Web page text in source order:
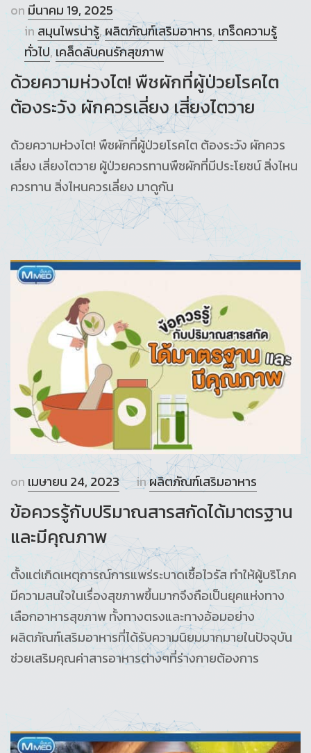
on มีนาคม 19, 2025
in สมุนไพรน่ารู้,ผลิตภัณฑ์เสริมอาหาร, เกร็ดความรู้
ทั่วไป,เคล็ดลับคนรักสุขภาพ
ด้วยความห่วงไต! พืชผักที่ผู้ป่วยโรคไต
ต้องระวัง ผักควรเลี่ยง เสี่ยงไตวาย
ด้วยความห่วงไต! พืชผักที่ผู้ป่วยโรคไต ต้องระวัง ผักควร
เลี่ยง เสี่ยงไตวาย ผู้ป่วยควรทานพืชผักที่มีประโยชน์ สิ่งไหน
ควรทาน สิ่งไหนควรเลี่ยง มาดูกัน
on เมษายน 24, 2023 inผลิตภัณฑ์เสริมอาหาร
ข้อควรรู้กับปริมาณสารสกัดได้มาตรฐาน
และมีคุณภาพ
ตั้งแต่เกิดเหตุการณ์การแพร่ระบาดเชื้อไวรัส ทำให้ผู้บริโภค
มีความสนใจในเรื่องสุขภาพขึ้นมากจึงถือเป็นยุคแห่งทาง
เลือกอาหารสุขภาพ ทั้งทางตรงและทางอ้อมอย่าง
ผลิตภัณฑ์เสริมอาหารที่ได้รับความนิยมมากมายในปัจจุบัน
ช่วยเสริมคุณค่าสารอาหารต่างๆที่ร่างกายต้องการ